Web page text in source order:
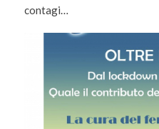
contagi…